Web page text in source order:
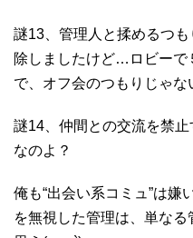
謎13、管理人と揉めるつ
除しましたけど…ロビーで
で、オフ会のつもりじゃ
謎14、仲間との交流を禁
なのよ？
俺も“出会い系コミュ”は嫌
を無視した管理は、単な